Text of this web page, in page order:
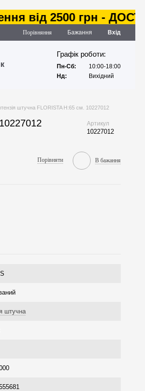
від 2500 грн -
Порівняння Бажання Вхід
Графік роботи:
Пн-Сб:
10:00-18:00
Нд:
Вихідний
штучна FLORISTA H:65 см. 10227012
Артикул
10227012
Порівняти В бажання
штучна